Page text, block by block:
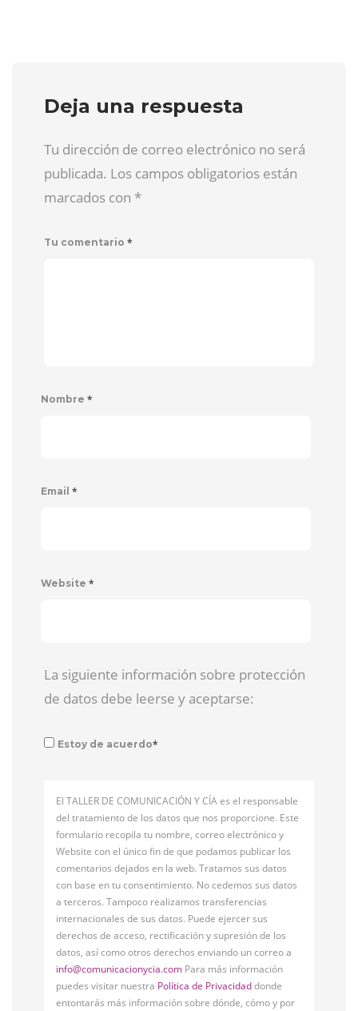
Deja una respuesta
Tu dirección de correo electrónico no será
publicada. Los campos obligatorios están
marcados con *
Tu comentario *
Nombre *
Email *
Website *
La siguiente información sobre protección
de datos debe leerse y aceptarse:
Estoy de acuerdo*
El TALLER DE COMUNICACIÓN Y CÍA es el responsable
del tratamiento de los datos que nos proporcione. Este
formulario recopila tu nombre, correo electrónico y
Website con el único fin de que podamos publicar los
comentarios dejados en la web. Tratamos sus datos
con base en tu consentimiento. No cedemos sus datos
a terceros. Tampoco realizamos transferencias
internacionales de sus datos. Puede ejercer sus
derechos de acceso, rectificación y supresión de los
datos, así como otros derechos enviando un correo a
info@comunicacionycia.com Para más información
puedes visitar nuestra Política de Privacidaddonde
entontarás más información sobre dónde, cómo y por